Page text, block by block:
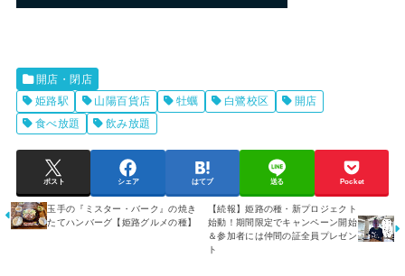
開店・閉店
姫路駅
山陽百貨店 牡蠣 白鷺校区
開店
食べ放題
飲み放題
ポスト シェア はてブ 送る Pocket
玉手の『ミスター・バーク』の焼き
たてハンバーグ【姫路グルメの種】
【続報】姫路の種・新プロジェクト
始動！期間限定でキャンペーン開始
＆参加者には仲間の証全員プレゼン
ト